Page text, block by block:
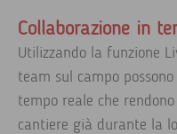
Collaborazione in
Utilizzando la funzione
team sul campo
tempo reale che
cantiere già durante la